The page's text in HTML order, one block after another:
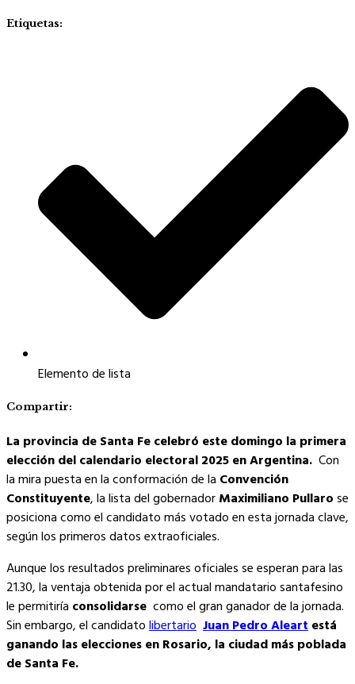
Etiquetas:
Elemento de lista
Compartir:
La provincia de Santa Fe celebró este domingo la primera
elección del calendario electoral 2025 en Argentina. Con
la mira puesta en la conformación de la Convención
Constituyente, la lista del gobernador Maximiliano Pullaro se
posiciona como el candidato más votado en esta jornada clave,
según los primeros datos extraoficiales.
Aunque los resultados preliminares oficiales se esperan para las
21.30, la ventaja obtenida por el actual mandatario santafesino
le permitiría consolidarse como el gran ganador de la jornada.
Sin embargo, el candidato libertario Juan Pedro Aleart está
ganando las elecciones en Rosario, la ciudad más poblada
de Santa Fe.